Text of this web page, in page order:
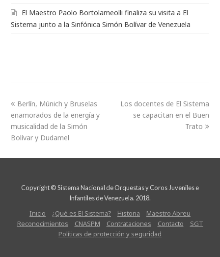
El Maestro Paolo Bortolameolli finaliza su visita a El
Sistema junto a la Sinfónica Simón Bolívar de Venezuela
Berlín, Múnich y Bruselas
enamorados de la energía y
musicalidad de la Simón
Bolívar y Dudamel
Los docentes de El Sistema
se capacitan en el Buen
Trato
Copyright © Sistema Nacional de Orquestas y Coros Juveniles e
Infantiles de Venezuela. 2018.
Inicio ¿Qué es El Sistema? Historia
Maestro Abreu
Reconocimientos
CNASPM Contrataciones Contacto
SGT
Políticas de protección y seguridad